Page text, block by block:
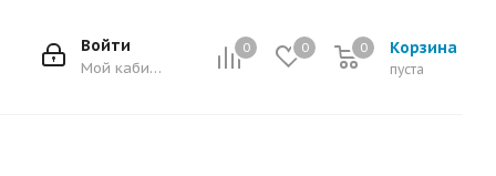
0 0 Корзина
0
пуста
0
Войти
Мой кабинет